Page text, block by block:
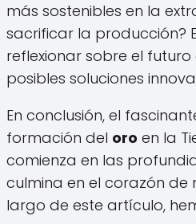
más sostenibles en la
sacrificar la producción?
reflexionar sobre el
posibles soluciones
En conclusión, el
formación del oro en la
comienza en las
culmina en el corazón de
largo de este artículo,